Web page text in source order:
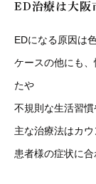
ED治療は大阪
EDになる原因は
ケースの他にも
たや
不規則な生活習慣
主な治療法はカウ
患者様の症状に合